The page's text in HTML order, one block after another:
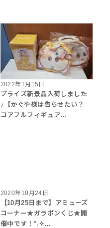
2022年1月15日
プライズ新景品入荷しました
♪【かぐや様は告らせたい？
コアフルフィギュア…
2020年10月24日
【10月25日まで】アミューズ
コーナー★ガラポンくじ★開
催中です！°˖✧…